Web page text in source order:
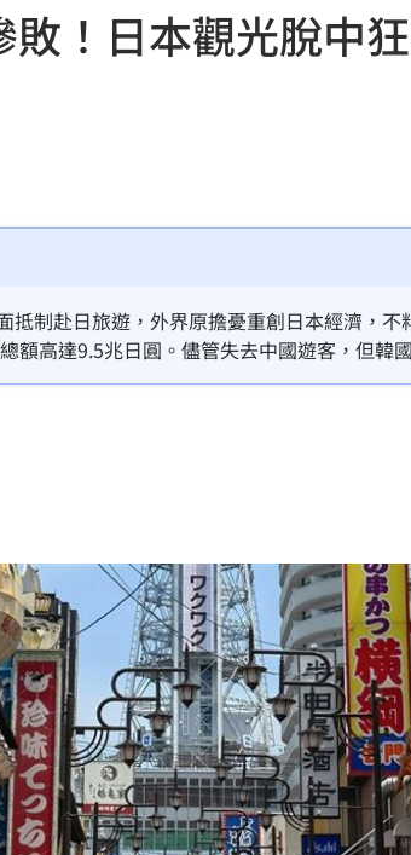
不便」 16:33
秀泡湯
送醫
批人潮
告
論壇峰會 16:25
停課標準
頭千金」 16:15
送安養 16:15
！日本觀光脫中
抵制赴日旅遊，外界原擔憂重創日本經濟，
額高達9.5兆日圓。儘管失去中國遊客，但韓
美澳長程旅客消費力驚人，助攻日本實現「